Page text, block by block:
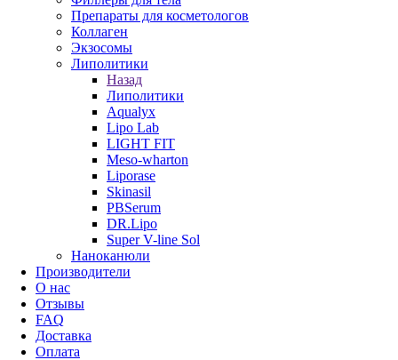
Препараты для косметологов
Коллаген
Экзосомы
Липолитики
Назад
Липолитики
Aqualyx
Lipo Lab
LIGHT FIT
Meso-wharton
Liporase
Skinasil
PBSerum
DR.Lipo
Super V-line Sol
Наноканюли
Производители
О нас
Отзывы
FAQ
Доставка
Оплата